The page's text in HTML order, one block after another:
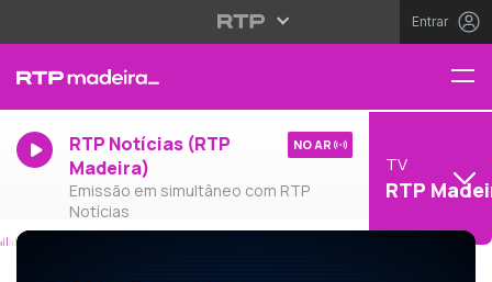
Entrar
RTP Notícias (RTP
Madeira)
Emissão em simultâneo com RTP
Notícias
NO AR
TV
RTP